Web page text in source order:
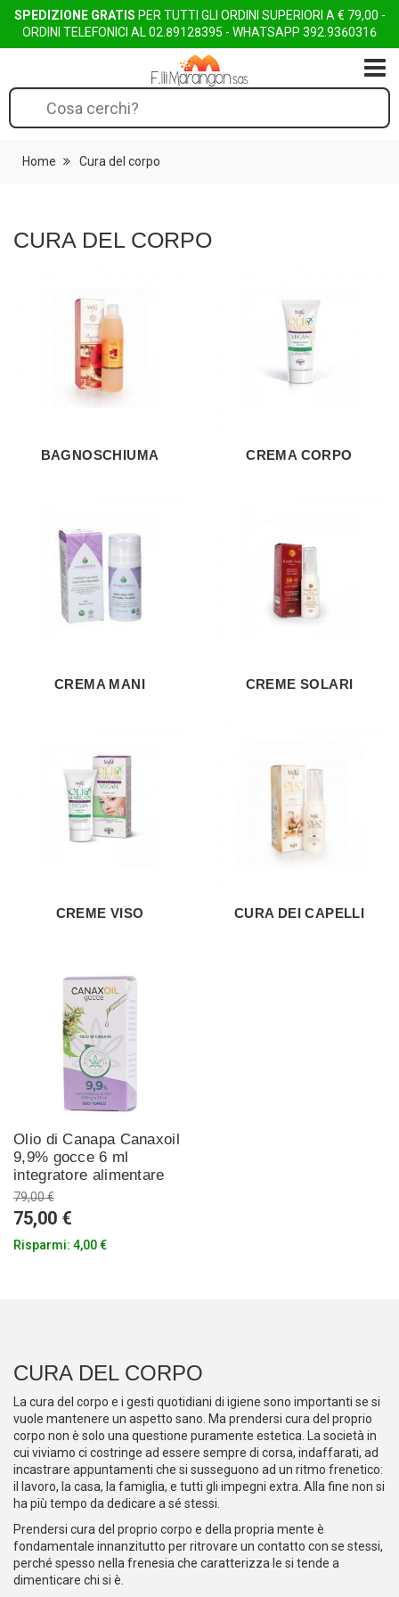
SPEDIZIONE GRATIS PER TUTTI GLI ORDINI SUPERIORI A € 79,00 -
ORDINI TELEFONICI AL 02.89128395 - WHATSAPP 392.9360316
Home Cura del corpo
CURA DEL CORPO
BAGNOSCHIUMA CREMA CORPO
CREMA MANI CREME SOLARI
CREME VISO CURA DEI CAPELLI
Olio di Canapa Canaxoil
9,9% gocce 6 ml
integratore alimentare
79,00 €
75,00 €
Risparmi: 4,00 €
CURA DEL CORPO
La cura del corpo e i gesti quotidiani di igiene sono importanti se si
vuole mantenere un aspetto sano. Ma prendersi cura del proprio
corpo non è solo una questione puramente estetica. La società in
cui viviamo ci costringe ad essere sempre di corsa, indaffarati, ad
incastrare appuntamenti che si susseguono ad un ritmo frenetico:
il lavoro, la casa, la famiglia, e tutti gli impegni extra. Alla fine non si
ha più tempo da dedicare a sé stessi.
Prendersi cura del proprio corpo e della propria mente è
fondamentale innanzitutto per ritrovare un contatto con se stessi,
perché spesso nella frenesia che caratterizza le si tende a
dimenticare chi si è.